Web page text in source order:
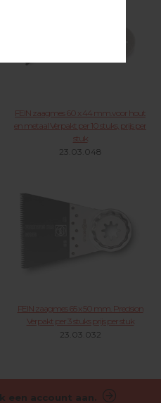
FEIN zaagmes 60 x 44 mm.voor hout
en metaal Verpakt per 10 stuks, prijs per
stuk
23.03.048
FEIN zaagmes 65 x 50 mm. Precision
Verpakt per 3 stuks prijs per stuk
23.03.032
een account aan.